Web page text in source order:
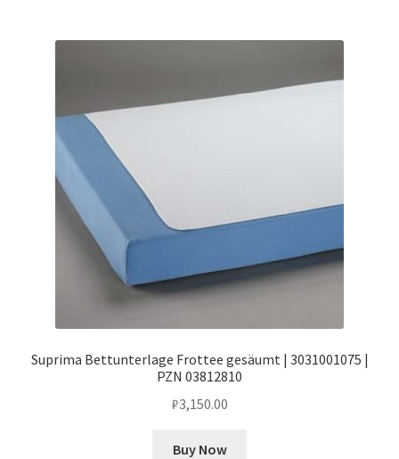
Suprima Bettunterlage Frottee gesäumt | 3031001075 |
PZN 03812810
₽3,150.00
Buy Now